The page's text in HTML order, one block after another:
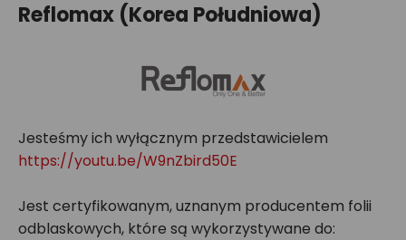
Reflomax (Korea Południowa)
Jesteśmy ich wyłącznym przedstawicielem
https://youtu.be/W9nZbird50E
Jest certyfikowanym, uznanym producentem folii
odblaskowych, które są wykorzystywane do: